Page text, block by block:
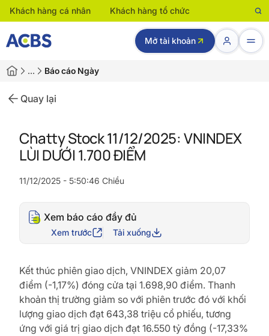
Khách hàng cá nhân Khách hàng tổ chức
Mở tài khoản
… Báo cáo Ngày
Quay lại
Chatty Stock 11/12/2025: VNINDEX
LÙI DƯỚI 1.700 ĐIỂM
11/12/2025 - 5:50:46 Chiều
Xem báo cáo đầy đủ
Xem trước Tải xuống
Kết thúc phiên giao dịch, VNINDEX giảm 20,07
điểm (-1,17%) đóng cửa tại 1.698,90 điểm. Thanh
khoản thị trường giảm so với phiên trước đó với khối
lượng giao dịch đạt 643,38 triệu cổ phiếu, tương
ứng với giá trị giao dịch đạt 16.550 tỷ đồng (-17,33%